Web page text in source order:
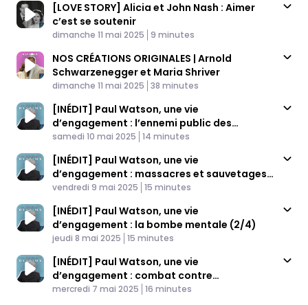
[LOVE STORY] Alicia et John Nash : Aimer
c’est se soutenir
Published At
dimanche 11 mai 2025 Time
9 minutes
NOS CRÉATIONS ORIGINALES | Arnold
Schwarzenegger et Maria Shriver
Published At
dimanche 11 mai 2025 Time
38 minutes
[INÉDIT] Paul Watson, une vie
d’engagement : l’ennemi public des
braconniers (4/4)
Published At
samedi 10 mai 2025 Time
14 minutes
[INÉDIT] Paul Watson, une vie
d’engagement : massacres et sauvetages
(3/4)
Published At
vendredi 9 mai 2025 Time
15 minutes
[INÉDIT] Paul Watson, une vie
d’engagement : la bombe mentale (2/4)
Published At
jeudi 8 mai 2025 Time
15 minutes
[INÉDIT] Paul Watson, une vie
d’engagement : combat contre
l’Apocalypse (1/4)
Published At
mercredi 7 mai 2025 Time
16 minutes